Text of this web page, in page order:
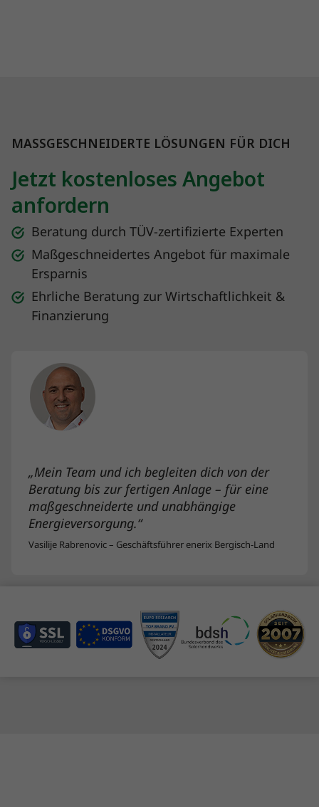
MASSGESCHNEIDERTE LÖSUNGEN FÜR DICH
Jetzt kostenloses Angebot
anfordern
Beratung durch TÜV-zertifizierte Experten
Maßgeschneidertes Angebot für maximale
Ersparnis
Ehrliche Beratung zur Wirtschaftlichkeit &
Finanzierung
„Mein Team und ich begleiten dich von der
Beratung bis zur fertigen Anlage – für eine
maßgeschneiderte und unabhängige
Energieversorgung.“
Vasilije Rabrenovic – Geschäftsführer enerix Bergisch-Land